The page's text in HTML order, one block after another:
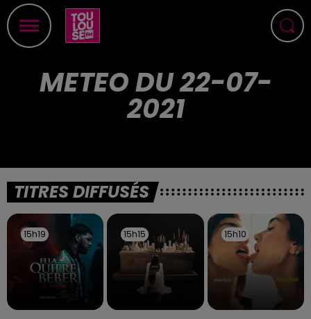
METEO DU 22-07-
2021
TITRES DIFFUSÉS
15h19
15h19 15h15
15h15 15h10
15h10